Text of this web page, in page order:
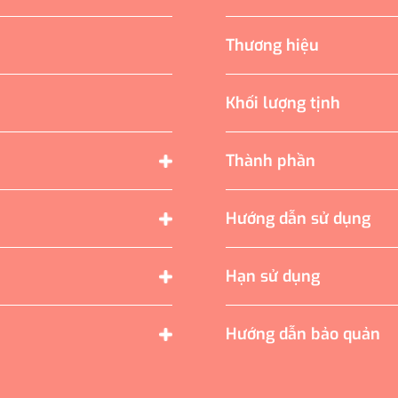
Thương hiệu
Khối lượng tịnh
Thành phần
Hướng dẫn sử dụng
Hạn sử dụng
Hướng dẫn bảo quản